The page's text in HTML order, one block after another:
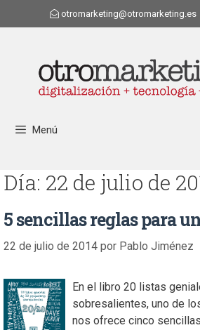
otromarketing@otromarketing.es
Menú
Día: 22 de julio de
5 sencillas reglas para
22 de julio de 2014 por Pablo Jiménez
En el libro 20 listas
sobresalientes, uno de
nos ofrece cinco